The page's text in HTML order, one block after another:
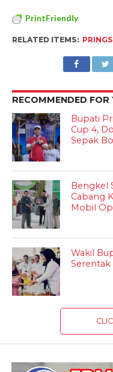
PrintFriendly
RELATED ITEMS:
RECOMMENDED FOR
Bupati
Cup 4,
Sepak
Bengkel
Cabang
Mobil
Wakil
Serentak